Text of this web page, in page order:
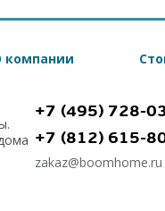
компании
+7 (495) 728-
+7 (812) 615-
zakaz@boomhome.ru